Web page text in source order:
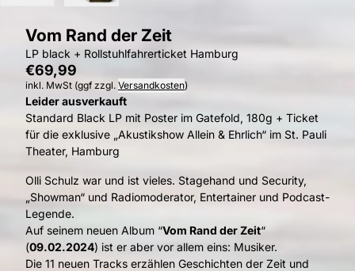
Vom Rand der Zeit
LP black + Rollstuhlfahrerticket Hamburg
€69,99
inkl. MwSt (ggf zzgl. Versandkosten)
Leider ausverkauft
Standard Black LP mit Poster im Gatefold, 180g + Ticket
für die exklusive „Akustikshow Allein & Ehrlich“ im St. Pauli
Theater, Hamburg
Olli Schulz war und ist vieles. Stagehand und Security,
„Showman“ und Radiomoderator, Entertainer und Podcast-
Legende.
Auf seinem neuen Album “Vom Rand der Zeit“
(09.02.2024) ist er aber vor allem eins: Musiker.
Die 11 neuen Tracks erzählen Geschichten der Zeit und